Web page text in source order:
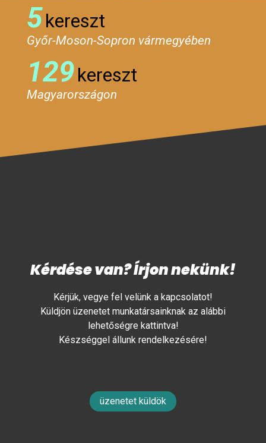
5kereszt
Győr-Moson-Sopron vármegyében
129kereszt
Magyarországon
Kérdése van? Írjon nekünk!
Kérjük, vegye fel velünk a kapcsolatot!
Küldjön üzenetet munkatársainknak az alábbi
lehetőségre kattintva!
Készséggel állunk rendelkezésére!
üzenetet küldök